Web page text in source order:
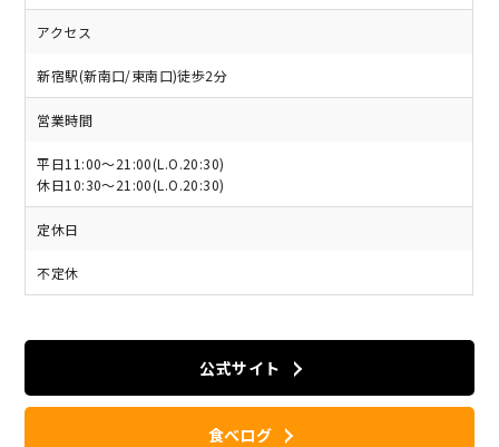
アクセス
新宿駅(新南口/東南口)徒歩2分
営業時間
平日11:00～21:00(L.O.20:30)
休日10:30～21:00(L.O.20:30)
定休日
不定休
公式サイト
食べログ